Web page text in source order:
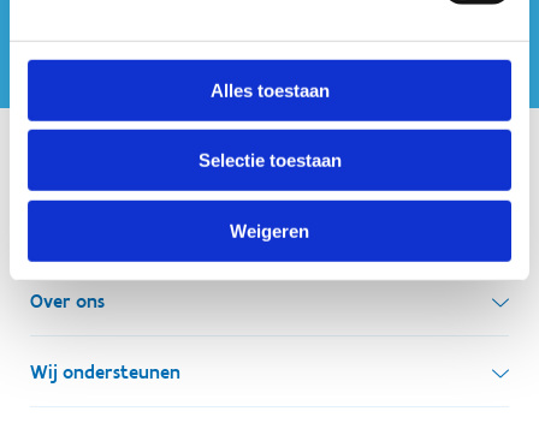
Alles toestaan
Selectie toestaan
Weigeren
Sport Vlaanderen Hoofdzetel
Simon Bolivarlaan 17
1000 Brussel
Ondernemingsnummer: BE 0248.142.826
Over ons
Wie zijn we, wat doen we
Onze centra
Wij ondersteunen